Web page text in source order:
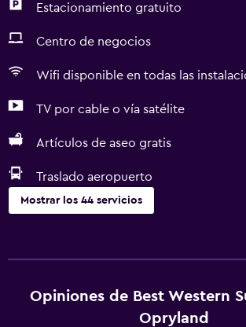
Estacionamiento gratuito
Centro de negocios
Wifi disponible en todas las
TV por cable o vía satélite
Artículos de aseo gratis
Traslado aeropuerto
Mostrar los 44 servicios
Centro de negocios
Servicio de despertador
Opiniones de Best Western
Opryland